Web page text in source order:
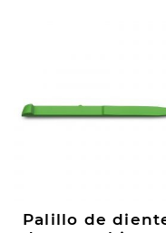
Palillo de